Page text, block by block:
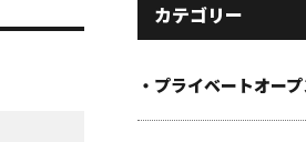
カテゴリー
・プライベートオー